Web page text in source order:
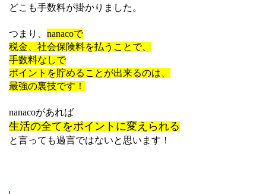
どこも手数料が掛かりました。
つまり、 nanacoで
税金、社会保険料を払うことで、
手数料なしで
ポイントを貯めることが出来るのは、
最強の裏技です！
nanacoがあれば
生活の全てをポイントに変えられる
と言っても過言ではないと思います！